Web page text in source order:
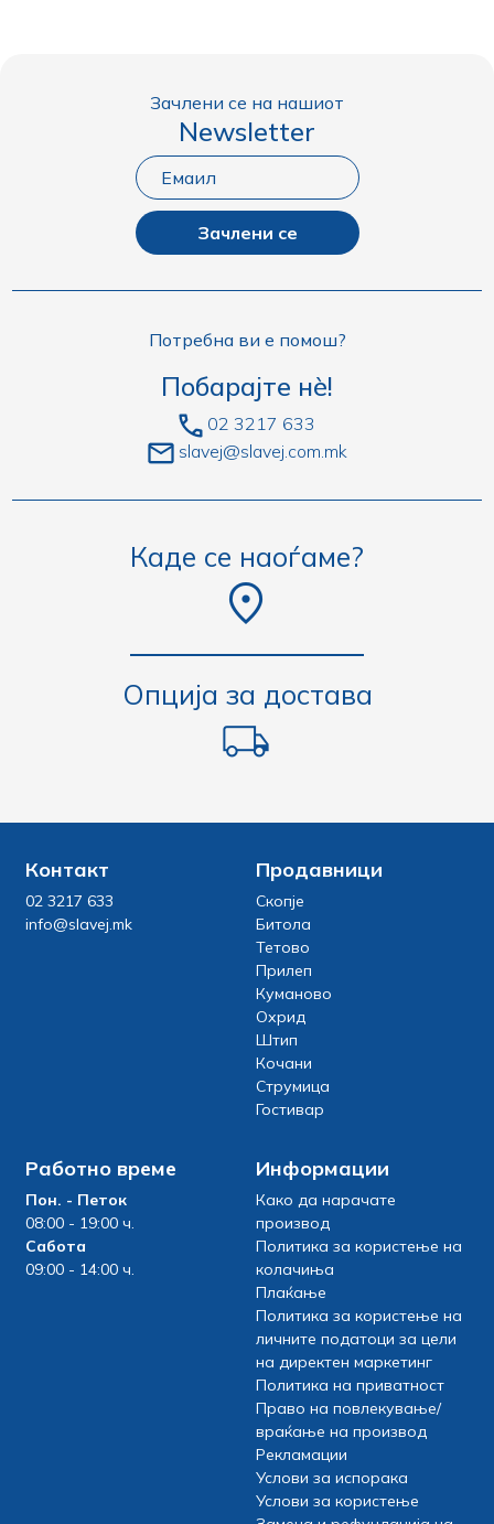
Зачлени се на нашиот
Newsletter
Зачлени се
Потребна ви е помош?
Побарајте нè!
02 3217 633
slavej@slavej.com.mk
Каде се наоѓаме?
Опција за достава
Контакт
02 3217 633
info@slavej.mk
Продавници
Скопје
Битола
Тетово
Прилеп
Куманово
Охрид
Штип
Кочани
Струмица
Гостивар
Работно време
Пон. - Петок
08:00 - 19:00 ч.
Сабота
09:00 - 14:00 ч.
Информации
Како да нарачате
производ
Политика за користење на
колачиња
Плаќање
Политика за користење на
личните податоци за цели
на директен маркетинг
Политика на приватност
Право на повлекување/
враќање на производ
Рекламации
Услови за испорака
Услови за користење